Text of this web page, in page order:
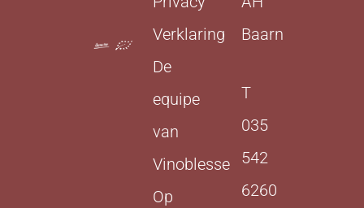
Verklaring
De
equipe
van
Vinoblesse
Op
Baarn
T
035
542
6260